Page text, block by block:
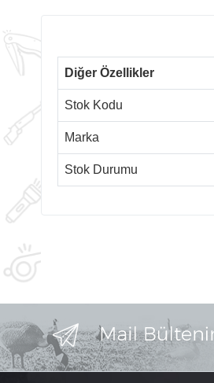
Diğer Özellikler
Stok Kodu
Marka
Stok Durumu